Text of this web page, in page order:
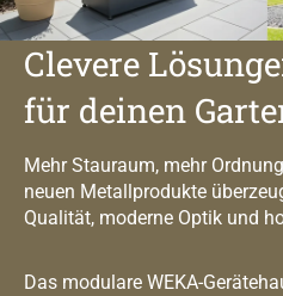
Clevere
für deinen
Mehr Stauraum, mehr
neuen Metallprodukte
Qualität, moderne Optik und
Das modulare WEKA-